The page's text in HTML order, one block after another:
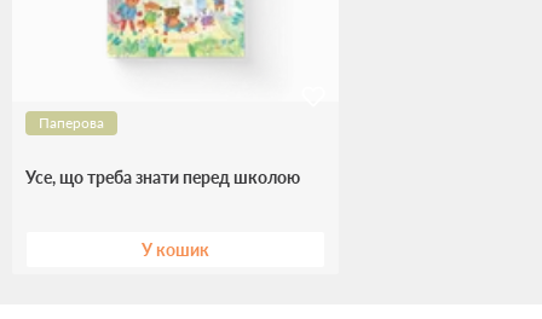
Паперова
Усе, що треба знати перед школою
У кошик